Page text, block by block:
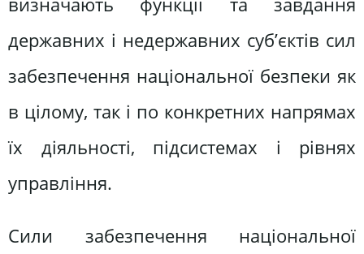
державних і недержавних суб’єктів сил
забезпечення національної безпеки як
в цілому, так і по конкретних напрямах
їх діяльності, підсистемах і рівнях
управління.
Сили забезпечення національної